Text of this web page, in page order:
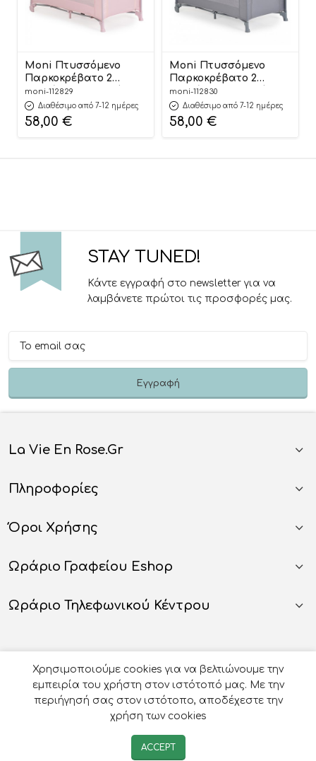
Moni Πτυσσόμενο
Παρκοκρέβατο 2
Επιπέδων με Στρώμα,
Πλαϊνή Είσοδο και
Τσάντα Μεταφοράς
Dos Pink 3801005210626
moni-112829
Διαθέσιμο από 7-12 ημέρες
58,00 €
Moni Πτυσσόμενο
Παρκοκρέβατο 2
Επιπέδων με Στρώμα,
Πλαϊνή Είσοδο και
Τσάντα Μεταφοράς
Dos Grey 3801005210633
moni-112830
Διαθέσιμο από 7-12 ημέρες
58,00 €
STAY TUNED!
Κάντε εγγραφή στο newsletter για να
λαμβάνετε πρώτοι τις προσφορές μας.
La Vie En Rose.gr
Πληροφορίες
Όροι Χρήσης
Ωράριο Γραφείου Eshop
Ωράριο Τηλεφωνικού Κέντρου
Οργάνωση Γάμου Βάπτισης - La Vie en Rose
Developed by e-avenue
Χρησιμοποιούμε cookies για να βελτιώνουμε την
εμπειρία του χρήστη στον ιστότοπό μας. Με την
περιήγησή σας στον ιστότοπο, αποδέχεστε την
χρήση των cookies
ACCEPT